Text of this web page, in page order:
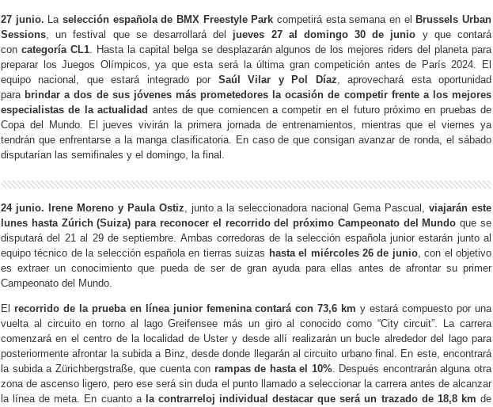
27 junio. Laselección española de BMX Freestyle Park competirá esta semana en el Brussels Urban
Sessions, un festival que se desarrollará del jueves 27 al domingo 30 de junio y que contará
con categoría CL1. Hasta la capital belga se desplazarán algunos de los mejores riders del planeta para
preparar los Juegos Olímpicos, ya que esta será la última gran competición antes de París 2024. El
equipo nacional, que estará integrado por Saúl Vilar y Pol Díaz, aprovechará esta oportunidad
para brindar a dos de sus jóvenes más prometedores la ocasión de competir frente a los mejores
especialistas de la actualidad antes de que comiencen a competir en el futuro próximo en pruebas de
Copa del Mundo. El jueves vivirán la primera jornada de entrenamientos, mientras que el viernes ya
tendrán que enfrentarse a la manga clasificatoria. En caso de que consigan avanzar de ronda, el sábado
disputarían las semifinales y el domingo, la final.
24 junio. Irene Moreno y Paula Ostiz, junto a la seleccionadora nacional Gema Pascual,viajarán este
lunes hasta Zúrich (Suiza) para reconocer el recorrido del próximo Campeonato del Mundo que se
disputará del 21 al 29 de septiembre. Ambas corredoras de la selección española junior estarán junto al
equipo técnico de la selección española en tierras suizas hasta el miércoles 26 de junio, con el objetivo
es extraer un conocimiento que pueda de ser de gran ayuda para ellas antes de afrontar su primer
Campeonato del Mundo.
El recorrido de la prueba en línea junior femenina contará con 73,6 km y estará compuesto por una
vuelta al circuito en torno al lago Greifensee más un giro al conocido como “City circuit”. La carrera
comenzará en el centro de la localidad de Uster y desde allí realizarán un bucle alrededor del lago para
posteriormente afrontar la subida a Binz, desde donde llegarán al circuito urbano final. En este, encontrará
la subida a Zürichbergstraße, que cuenta con rampas de hasta el 10%. Después encontrarán alguna otra
zona de ascenso ligero, pero ese será sin duda el punto llamado a seleccionar la carrera antes de alcanzar
la línea de meta. En cuanto a la contrarreloj individual destacar que será un trazado de 18,8 km de